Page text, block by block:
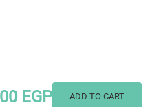
EGP ADD TO CART